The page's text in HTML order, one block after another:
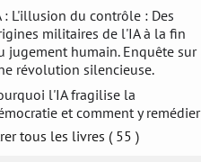
: L'illusion du contrôle : Des
militaires de l'IA à la fin
jugement humain. Enquête sur
révolution silencieuse.
l'IA fragilise la
et comment y remédier
tous les livres ( 55 )